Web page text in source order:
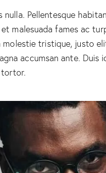
nulla. Pellentesque
malesuada fames ac
molestie tristique, justo
accumsan ante.